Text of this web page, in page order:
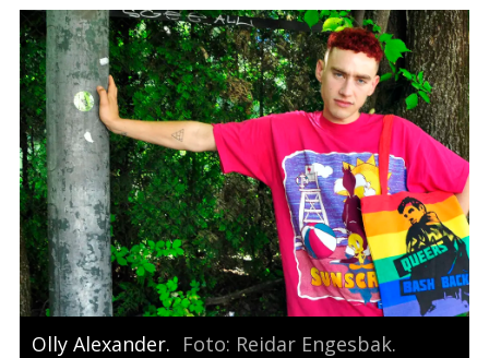
Olly Alexander. Foto: Reidar Engesbak.